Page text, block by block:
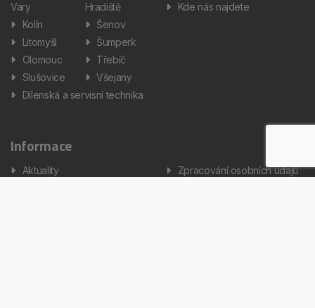
Vary
Kolín
Litomyšl
Olomouc
Slušovice
Hradiště
Šenov
Šumperk
Třebíč
Všejany
Dílenská a servisní technika
Kde nás najdete
Informace
Aktuality
Zpracování osobních údajů